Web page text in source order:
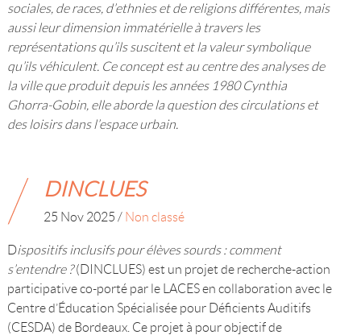
sociales, de races, d’ethnies et de religions différentes, mais
aussi leur dimension immatérielle à travers les
représentations qu’ils suscitent et la valeur symbolique
qu’ils véhiculent. Ce concept est au centre des analyses de
la ville que produit depuis les années 1980 Cynthia
Ghorra-Gobin, elle aborde la question des circulations et
des loisirs dans l’espace urbain.
DINCLUES
25 Nov 2025 / Non classé
Dispositifs inclusifs pour élèves sourds : comment
s’entendre ?(DINCLUES) est un projet de recherche-action
participative co-porté par le LACES en collaboration avec le
Centre d’Éducation Spécialisée pour Déficients Auditifs
(CESDA) de Bordeaux. Ce projet à pour objectif de